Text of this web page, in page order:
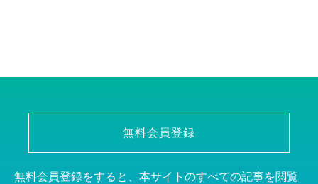
無料会員登録
無料会員登録をすると、本サイトのすべての記事を閲覧